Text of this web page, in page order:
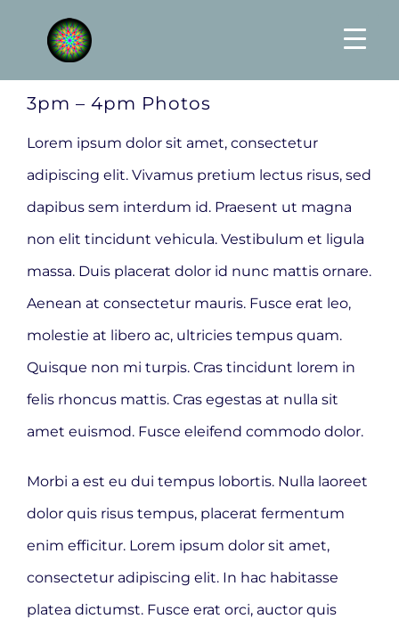
content
3pm – 4pm Photos
Lorem ipsum dolor sit amet, consectetur
adipiscing elit. Vivamus pretium lectus risus, sed
dapibus sem interdum id. Praesent ut magna
non elit tincidunt vehicula. Vestibulum et ligula
massa. Duis placerat dolor id nunc mattis ornare.
Aenean at consectetur mauris. Fusce erat leo,
molestie at libero ac, ultricies tempus quam.
Quisque non mi turpis. Cras tincidunt lorem in
felis rhoncus mattis. Cras egestas at nulla sit
amet euismod. Fusce eleifend commodo dolor.
Morbi a est eu dui tempus lobortis. Nulla laoreet
dolor quis risus tempus, placerat fermentum
enim efficitur. Lorem ipsum dolor sit amet,
consectetur adipiscing elit. In hac habitasse
platea dictumst. Fusce erat orci, auctor quis